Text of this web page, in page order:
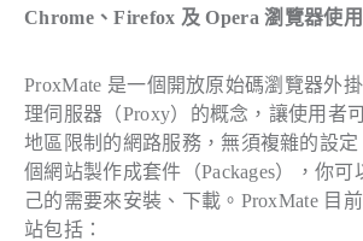
Chrome、Firefox 及 Opera 瀏覽器使用
ProxMate 是一個開放原始碼瀏覽器外
理伺服器（Proxy）的概念，讓使用者
地區限制的網路服務，無須複雜的設定
個網站製作成套件（Packages），你可
己的需要來安裝、下載。ProxMate 目
站包括：